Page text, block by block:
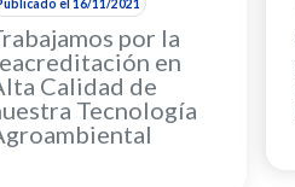
el 16/11/2021
por la
en
Calidad de
Tecnología